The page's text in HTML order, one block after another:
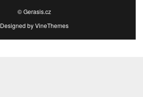
© Gerasis.cz
Designed byVineThemes